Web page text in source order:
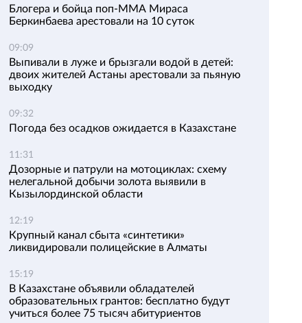
Блогера и бойца поп-ММА Мираса
Беркинбаева арестовали на 10 суток
09:09
Выпивали в луже и брызгали водой в детей:
двоих жителей Астаны арестовали за пьяную
выходку
09:32
Погода без осадков ожидается в Казахстане
11:31
Дозорные и патрули на мотоциклах: схему
нелегальной добычи золота выявили в
Кызылординской области
12:19
Крупный канал сбыта «синтетики»
ликвидировали полицейские в Алматы
15:19
В Казахстане объявили обладателей
образовательных грантов: бесплатно будут
учиться более 75 тысяч абитуриентов